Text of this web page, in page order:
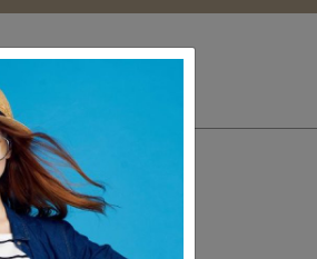
تسوق
رفايع
ديكور